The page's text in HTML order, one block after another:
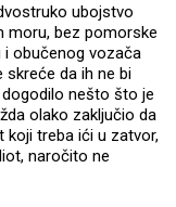
ubojstvo
moru, bez pomorske
i obučenog vozača
skreće da ih ne bi
nešto što je
olako zaključio da
koji treba ići u zatvor,
naročito ne